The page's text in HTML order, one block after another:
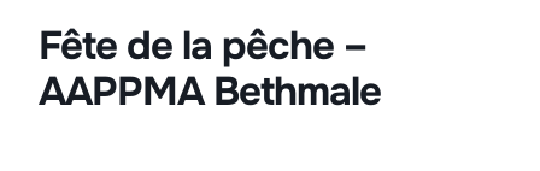
Fête de la pêche –
AAPPMA Bethmale